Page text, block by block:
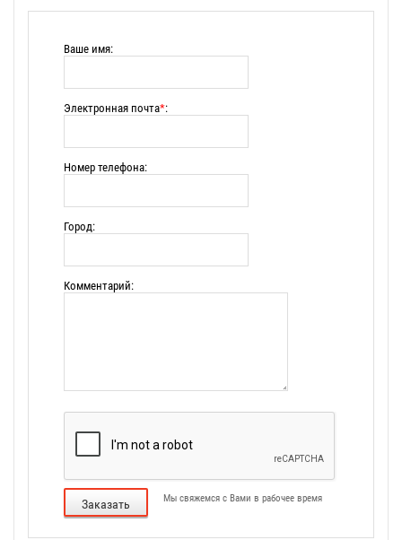
Ваше имя:
Электронная почта*:
Номер телефона:
Город:
Комментарий:
Заказать Мы свяжемся с Вами в рабочее время